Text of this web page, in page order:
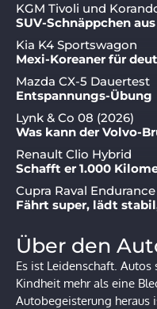
KGM Tivoli und
SUV-Schnäppchen
Kia K4 Sportswagon
Mexi-Koreaner für
Mazda CX-5 Dauertest
Entspannungs-Übung
Lynk & Co 08 (2026)
Was kann der Volvo-
Renault Clio Hybrid
Schafft er 1.000
Cupra Raval Endurance
Fährt super, lädt
Über den
Es ist Leidenschaft.
Kindheit mehr als eine
Autobegeisterung heraus